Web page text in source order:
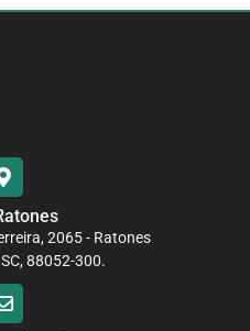
2065 - Ratones
88052-300.